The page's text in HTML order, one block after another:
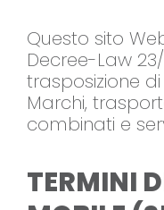
Questo sito
Decree-Law
trasposizione
Marchi,
combinati e
TERMINI